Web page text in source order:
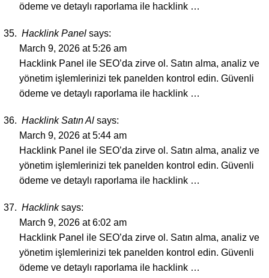
ödeme ve detaylı raporlama ile hacklink …
Hacklink Panel says:
March 9, 2026 at 5:26 am
Hacklink Panel ile SEO’da zirve ol. Satın alma, analiz ve
yönetim işlemlerinizi tek panelden kontrol edin. Güvenli
ödeme ve detaylı raporlama ile hacklink …
Hacklink Satın Al says:
March 9, 2026 at 5:44 am
Hacklink Panel ile SEO’da zirve ol. Satın alma, analiz ve
yönetim işlemlerinizi tek panelden kontrol edin. Güvenli
ödeme ve detaylı raporlama ile hacklink …
Hacklink says:
March 9, 2026 at 6:02 am
Hacklink Panel ile SEO’da zirve ol. Satın alma, analiz ve
yönetim işlemlerinizi tek panelden kontrol edin. Güvenli
ödeme ve detaylı raporlama ile hacklink …